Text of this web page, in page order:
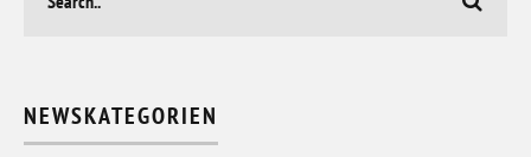
NEWSKATEGORIEN